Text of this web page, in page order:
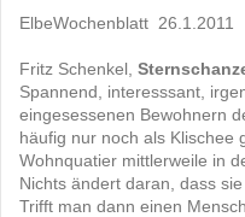
ElbeWochenblatt 26.1.2011
Fritz Schenkel,
Spannend, interesssant,
eingesessenen Bewohnern
häufig nur noch als Klischee
Wohnquatier mittlerweile in
Nichts ändert daran, dass
Trifft man dann einen